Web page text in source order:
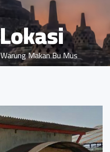
Warung Makan Bu Mus